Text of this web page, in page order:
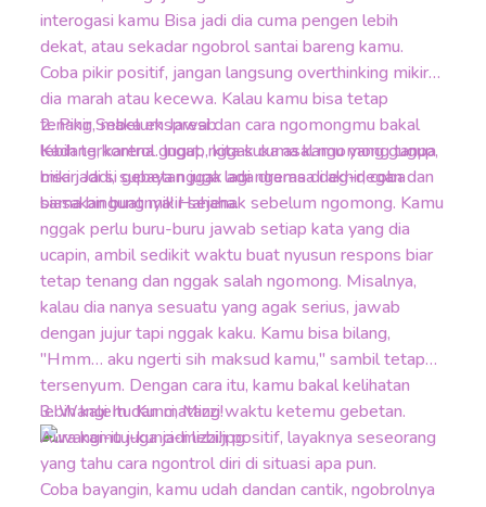
interogasi kamu Bisa jadi dia cuma pengen lebih
dekat, atau sekadar ngobrol santai bareng kamu.
Coba pikir positif, jangan langsung overthinking mikir
dia marah atau kecewa. Kalau kamu bisa tetap
tenang, maka ekspresi dan cara ngomongmu bakal
lebih terkontrol. Ingat, nggak cuma kamu yang gugup,
bisa jadi si gebetan juga lagi ngerasa deg-degan dan
sama bingungnya! Hahaha.
2. Pikir Sebelum Jawab
Kadang, karena gugup, kita suka asal ngomong tanpa
mikir. Jadi, supaya nggak ada drama di akhir, coba
biasakan buat mikir sejenak sebelum ngomong. Kamu
nggak perlu buru-buru jawab setiap kata yang dia
ucapin, ambil sedikit waktu buat nyusun respons biar
tetap tenang dan nggak salah ngomong. Misalnya,
kalau dia nanya sesuatu yang agak serius, jawab
dengan jujur tapi nggak kaku. Kamu bisa bilang,
"Hmm… aku ngerti sih maksud kamu," sambil tetap
tersenyum. Dengan cara itu, kamu bakal kelihatan
lebih kalem dan matang waktu ketemu gebetan.
Aura kamu juga jadi lebih positif, layaknya seseorang
yang tahu cara ngontrol diri di situasi apa pun.
3. Wangi Itu Kunci, Mizzi!
Coba bayangin, kamu udah dandan cantik, ngobrolnya